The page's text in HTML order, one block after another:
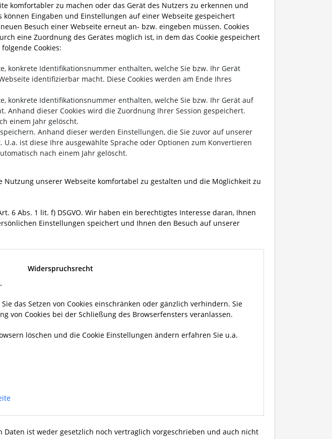
komfortabler zu machen oder das Gerät des Nutzers zu erkennen und
können Eingaben und Einstellungen auf einer Webseite gespeichert
Besuch einer Webseite erneut an- bzw. eingeben müssen. Cookies
eine Zuordnung des Gerätes möglich ist, in dem das Cookie gespeichert
Cookies:
konkrete Identifikationsnummer enthalten, welche Sie bzw. Ihr Gerät
identifizierbar macht. Diese Cookies werden am Ende Ihres
konkrete Identifikationsnummer enthalten, welche Sie bzw. Ihr Gerät auf
Anhand dieser Cookies wird die Zuordnung Ihrer Session gespeichert.
einem Jahr gelöscht.
Anhand dieser werden Einstellungen, die Sie zuvor auf unserer
U.a. ist diese Ihre ausgewählte Sprache oder Optionen zum Konvertieren
nach einem Jahr gelöscht.
Nutzung unserer Webseite komfortabel zu gestalten und die Möglichkeit zu
6 Abs. 1 lit. f) DSGVO. Wir haben ein berechtigtes Interesse daran, Ihnen
Einstellungen speichert und Ihnen den Besuch auf unserer
Widerspruchsrecht
das Setzen von Cookies einschränken oder gänzlich verhindern. Sie
von Cookies bei der Schließung des Browserfensters veranlassen.
löschen und die Cookie Einstellungen ändern erfahren Sie u.a.
Daten ist weder gesetzlich noch vertraglich vorgeschrieben und auch nicht